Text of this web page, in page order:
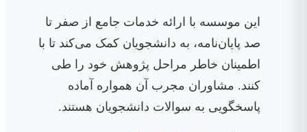
این موسسه با ارائه خدمات جامع از صفر تا
صد پایان‌نامه، به دانشجویان کمک می‌کند تا با
اطمینان خاطر مراحل پژوهش خود را طی
کنند. مشاوران مجرب آن همواره آماده
پاسخگویی به سوالات دانشجویان هستند.